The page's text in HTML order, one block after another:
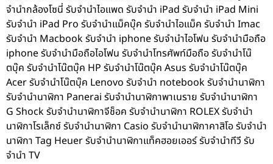
จำนำกล้องโซนี่ รับจำนำไอแพด รับจำนำ iPad รับจำนำ iPad Mini
รับจำนำ iPad Pro รับจำนำแม็คบุ๊ค รับจำนำไอแม็ค รับจำนำ Imac
รับจำนำ Macbook รับจำนำ iphone รับจำนำไอโฟน รับจำนำมือถือ
iphone รับจำนำมือถือไอโฟน รับจำนำโทรศัพท์มือถือ รับจำนำโน๊
ตบุ๊ค รับจำนำโน๊ตบุ๊ค HP รับจำนำโน๊ตบุ๊ค Asus รับจำนำโน๊ตบุ๊ค
Acer รับจำนำโน๊ตบุ๊ค Lenovo รับจำนำ notebook รับจำนำนาฬิกา
รับจำนำนาฬิกา Panerai รับจำนำนาฬิกาพาเนราย รับจำนำนาฬิกา
G Shock รับจำนำนาฬิกาจีช็อค รับจำนำนาฬิกา ROLEX รับจำนำ
นาฬิกาโรเล็กซ์ รับจำนำนาฬิกา Casio รับจำนำนาฬิกาคาสิโอ รับจำนำ
นาฬิกา Tag Heuer รับจำนำนาฬิกาแท็คฮอยเออร์ รับจำนำทีวี รับ
จำนำ TV